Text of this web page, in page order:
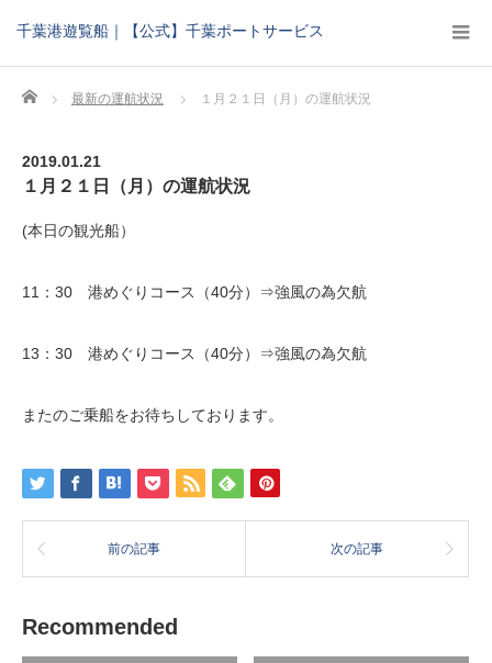
千葉港遊覧船｜【公式】千葉ポートサービス
Home 最新の運航状況 １月２１日（月）の運航状況
2019.01.21
１月２１日（月）の運航状況
(本日の観光船）
11：30 港めぐりコース（40分）⇒強風の為欠航
13：30 港めぐりコース（40分）⇒強風の為欠航
またのご乗船をお待ちしております。
前の記事 次の記事
Recommended